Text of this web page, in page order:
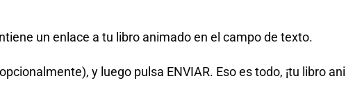
un enlace a tu libro animado en el campo de texto.
y luego pulsa ENVIAR. Eso es todo, ¡tu libro